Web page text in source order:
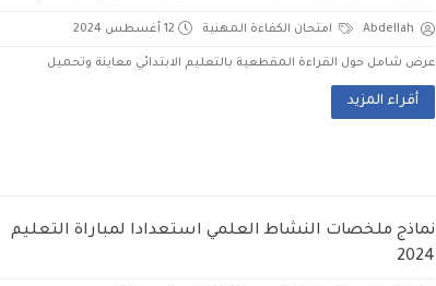
Abdellah امتحان الكفاءة المهنية 12 أغسطس 2024
عرض شامل حول القراءة المقطعية بالتعليم الابتدائي معاينة وتحميل
أقراء المزيد
نماذج ملخصات النشاط العلمي استعدادا لمباراة التعليم
2024